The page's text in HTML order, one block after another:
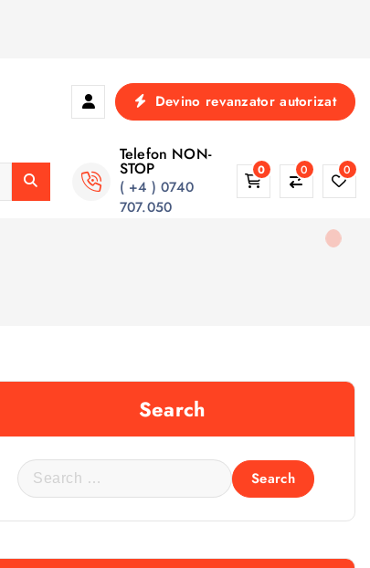
Devino revanzator autorizat
Telefon NON-
STOP
( +4 ) 0740
707.050
0 0 0
Search
S
e
a